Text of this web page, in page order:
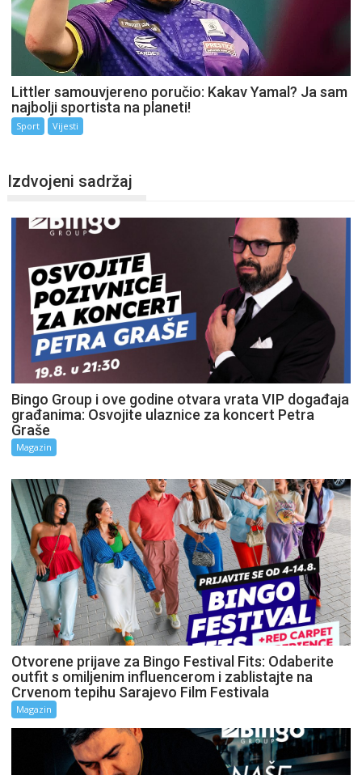
Littler samouvjereno poručio: Kakav Yamal? Ja sam
najbolji sportista na planeti!
Sport Vijesti
Izdvojeni sadržaj
Bingo Group i ove godine otvara vrata VIP događaja
građanima: Osvojite ulaznice za koncert Petra
Graše
Magazin
Otvorene prijave za Bingo Festival Fits: Odaberite
outfit s omiljenim influencerom i zablistajte na
Crvenom tepihu Sarajevo Film Festivala
Magazin